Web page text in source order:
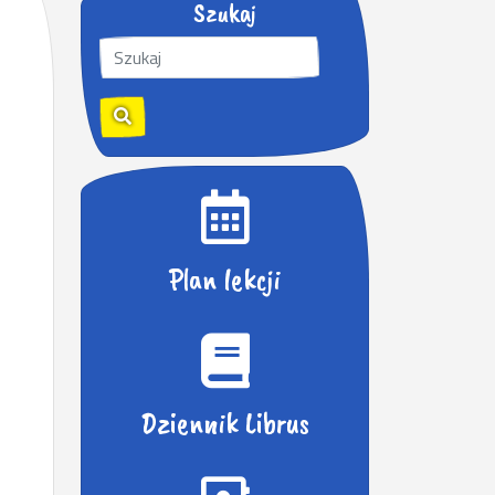
Szukaj
S
z
u
k
a
Plan lekcji
Dziennik Librus